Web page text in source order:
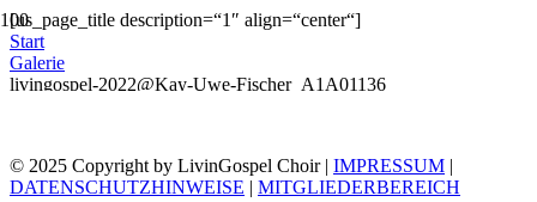
[us_page_title description=“1″ align=“center“]
Start
Galerie
livingospel-2022@Kay-Uwe-Fischer_A1A01136
© 2025 Copyright by LivinGospel Choir | IMPRESSUM |
DATENSCHUTZHINWEISE | MITGLIEDERBEREICH